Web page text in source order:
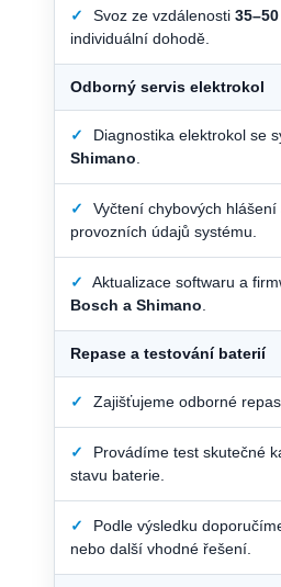
✓ Svoz ze vzdálenosti
individuální dohodě.
Odborný servis elektrokol
✓ Diagnostika elektrokol se
Shimano
✓
Vyčtení chybových hlášení
provozních údajů systému.
✓
Aktualizace softwaru a
Bosch a Shimano
Repase a testování baterií
✓ Zajišťujeme odborné
✓
Provádíme test skutečné
stavu baterie.
✓
Podle výsledku
nebo další vhodné řešení.